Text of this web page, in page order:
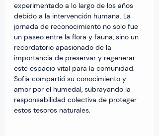
experimentado a lo largo de los años
debido a la intervención humana. La
jornada de reconocimiento no solo fue
un paseo entre la flora y fauna, sino un
recordatorio apasionado de la
importancia de preservar y regenerar
este espacio vital para la comunidad.
Sofía compartió su conocimiento y
amor por el humedal, subrayando la
responsabilidad colectiva de proteger
estos tesoros naturales.